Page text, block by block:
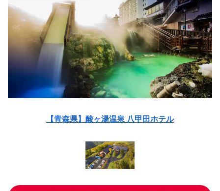
【青森県】酸ヶ湯温泉 八甲田ホテル